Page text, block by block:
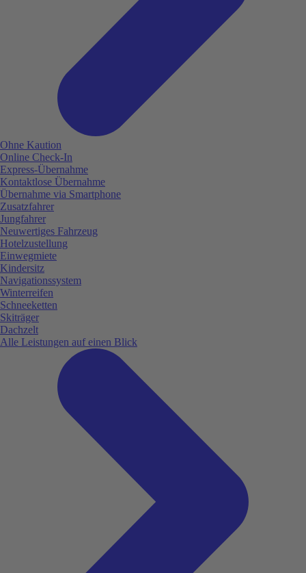
Ohne Kaution
Online Check-In
Express-Übernahme
Kontaktlose Übernahme
Übernahme via Smartphone
Zusatzfahrer
Jungfahrer
Neuwertiges Fahrzeug
Hotelzustellung
Einwegmiete
Kindersitz
Navigationssystem
Winterreifen
Schneeketten
Skiträger
Dachzelt
Alle Leistungen auf einen Blick